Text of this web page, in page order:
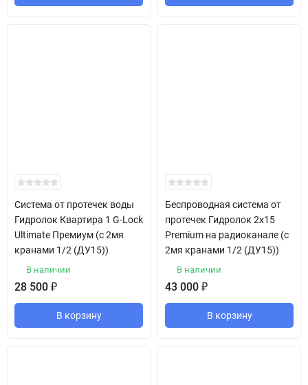
Система от протечек воды
Гидролок Квартира 1 G-Lock
Ultimate Премиум (с 2мя
кранами 1/2 (ДУ15))
В наличии
28 500 ₽
В корзину
Беспроводная система от
протечек Гидролок 2х15
Premium на радиоканале (с
2мя кранами 1/2 (ДУ15))
В наличии
43 000 ₽
В корзину